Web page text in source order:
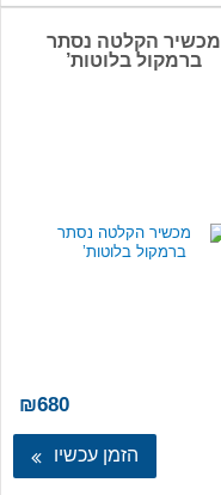
מכשיר הקלטה נסתר
ברמקול בלוטות’
₪680
הזמן עכשיו